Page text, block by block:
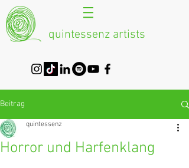
quintessenz artists
Beitrag
Horror und Harfenklang
quintessenz